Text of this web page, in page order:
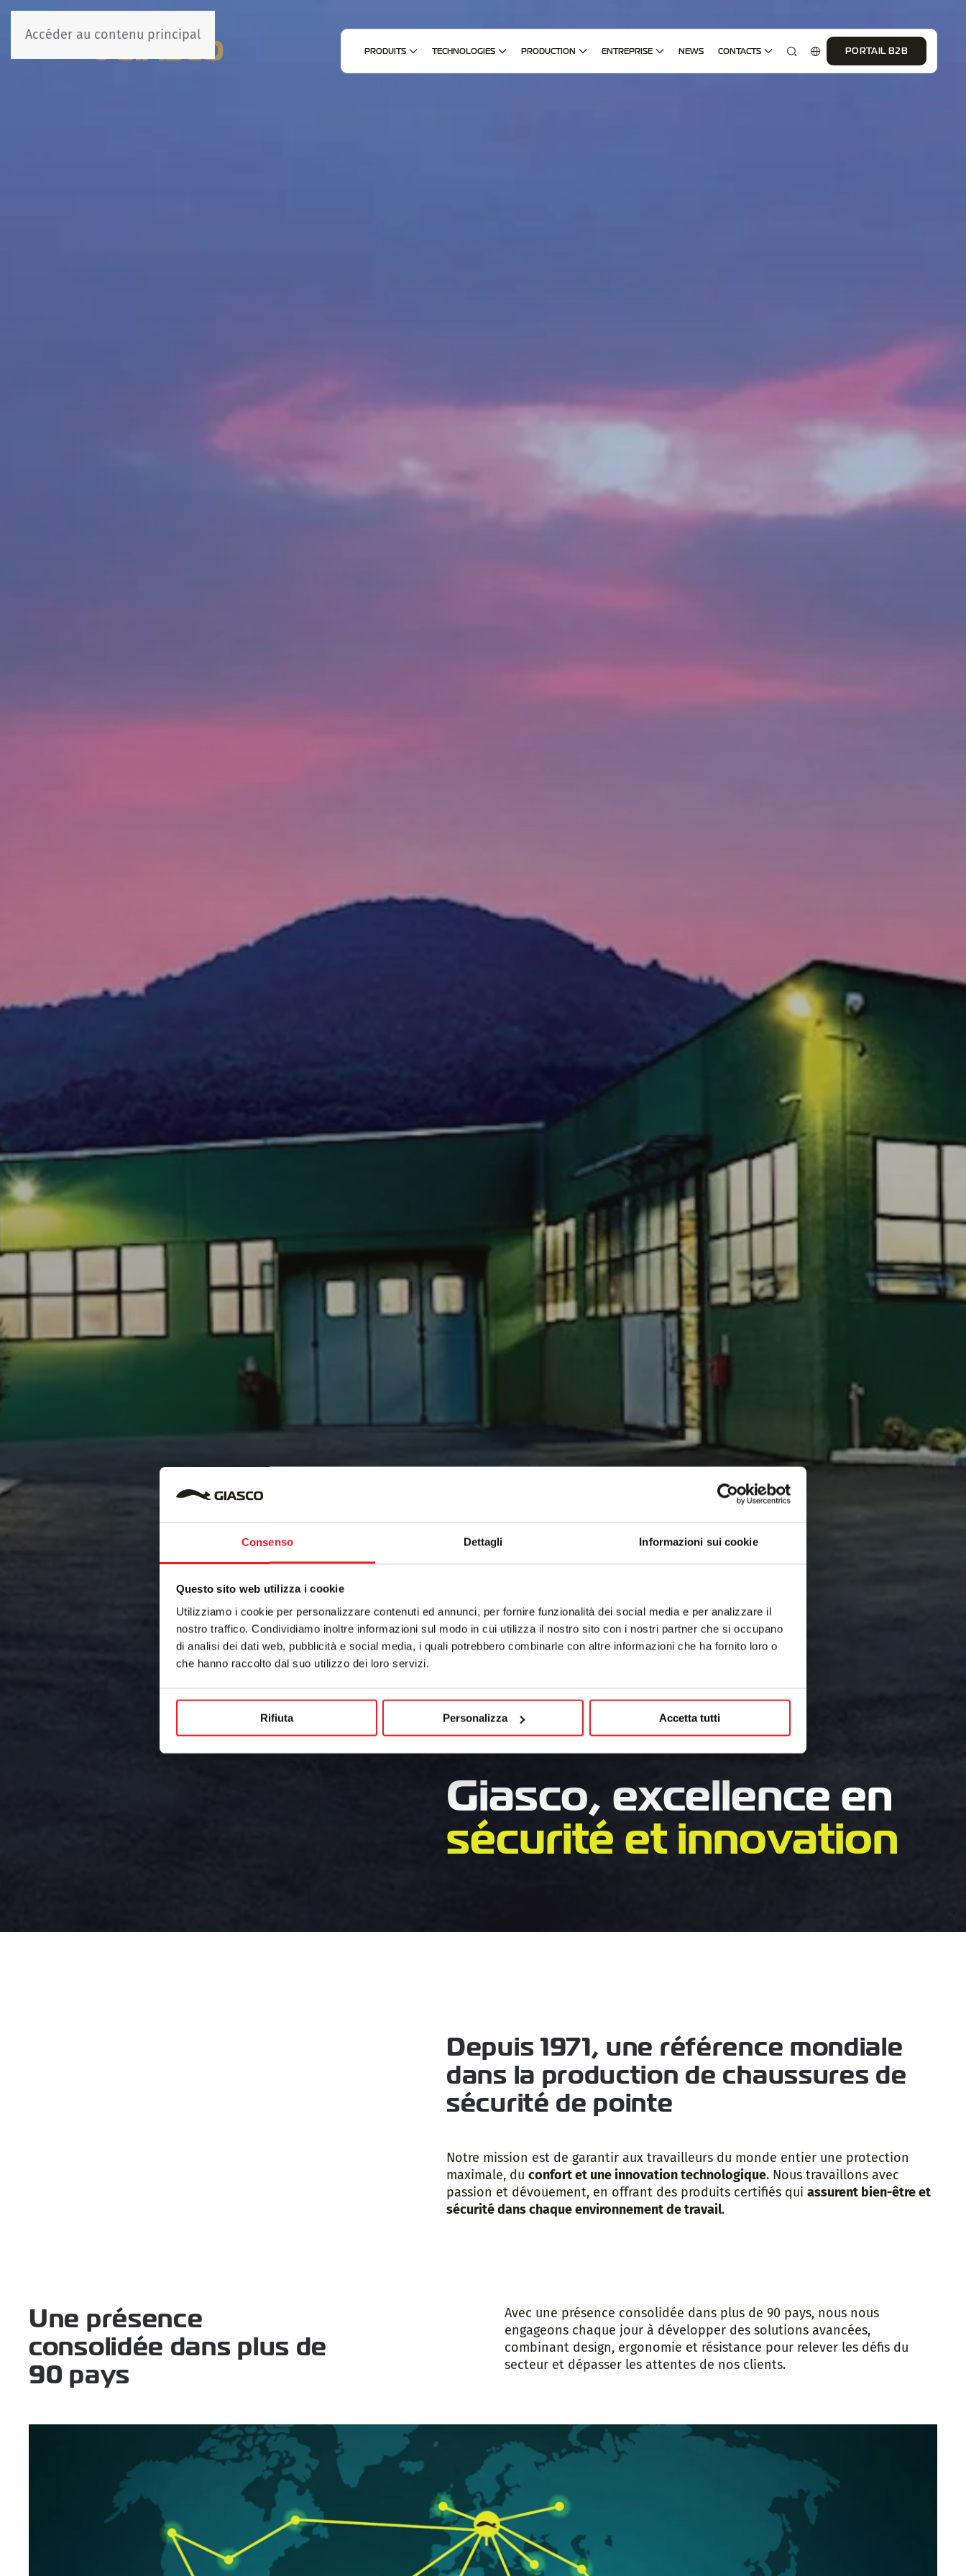
Consenso Dettagli Informazioni sui cookie
Questo sito web utilizza i cookie
Utilizziamo i cookie per personalizzare contenuti ed annunci, per fornire funzionalità dei social media e per analizzare il
nostro traffico. Condividiamo inoltre informazioni sul modo in cui utilizza il nostro sito con i nostri partner che si occupano
di analisi dei dati web, pubblicità e social media, i quali potrebbero combinarle con altre informazioni che ha fornito loro o
che hanno raccolto dal suo utilizzo dei loro servizi.
Rifiuta Personalizza Accetta tutti
Accéder au contenu principal
PRODUITS TECHNOLOGIES PRODUCTION ENTREPRISE NEWS CONTACTS PORTAIL B2B
Giasco, excellence en
sécurité et innovation
Depuis 1971, une référence mondiale
dans la production de chaussures de
sécurité de pointe
Notre mission est de garantir aux travailleurs du monde entier une protection
maximale, du confort et une innovation technologique. Nous travaillons avec
passion et dévouement, en offrant des produits certifiés qui assurent bien-être et
sécurité dans chaque environnement de travail.
Une présence
consolidée dans plus de
90 pays
Avec une présence consolidée dans plus de 90 pays, nous nous
engageons chaque jour à développer des solutions avancées,
combinant design, ergonomie et résistance pour relever les défis du
secteur et dépasser les attentes de nos clients.